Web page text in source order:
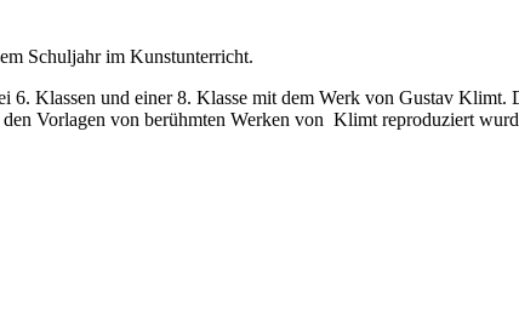
Schuljahr im Kunstunterricht.
Klassen und einer 8. Klasse mit dem Werk von Gustav Klimt.
Vorlagen von berühmten Werken von Klimt reproduziert